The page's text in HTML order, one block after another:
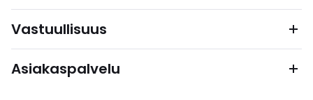
Vastuullisuus
Asiakaspalvelu